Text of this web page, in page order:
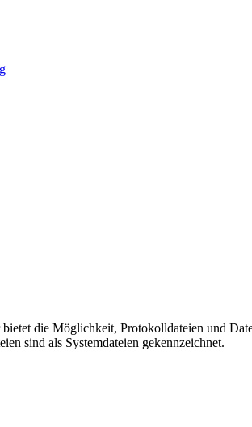
die Möglichkeit, Protokolldateien und
sind als Systemdateien gekennzeichnet.